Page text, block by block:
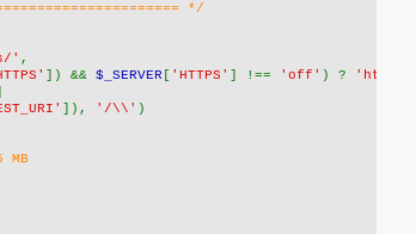
*/
' ,
]) && $_SERVER [ 'HTTPS' ] !== 'off' ) ? 'https'
]), '/\\' )
MB